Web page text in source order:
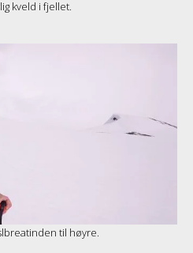
kveld i fjellet.
til høyre.